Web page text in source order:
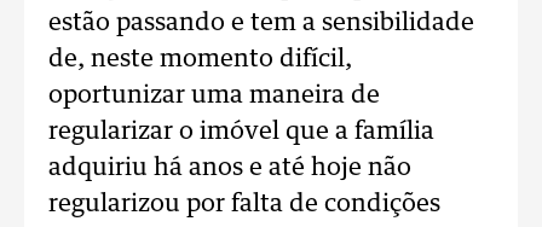
estão passando e tem a sensibilidade
de, neste momento difícil,
oportunizar uma maneira de
regularizar o imóvel que a família
adquiriu há anos e até hoje não
regularizou por falta de condições